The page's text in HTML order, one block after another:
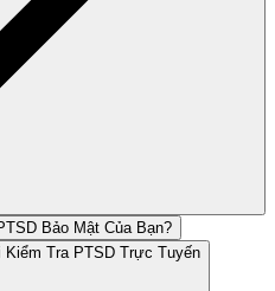
Bảo Mật Của Bạn?
Tra PTSD Trực Tuyến